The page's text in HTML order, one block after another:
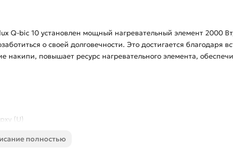
Q-bic 10 установлен мощный нагревательный элемент 2000
о своей долговечности. Это достигается благодаря
накипи, повышает ресурс нагревательного элемента,
(U)
полностью